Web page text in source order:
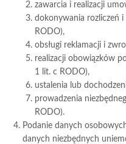
zawarcia i realizacji
dokonywania rozliczeń
RODO),
obsługi reklamacji i
realizacji obowiązków
1 lit. c RODO),
ustalenia lub
prowadzenia
RODO).
Podanie danych
danych niezbędnych